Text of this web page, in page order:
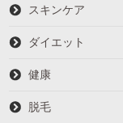
スキンケア
ダイエット
健康
脱毛